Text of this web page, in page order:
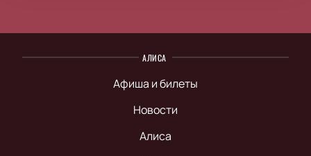
АЛИСА
Афиша и билеты
Новости
Алиса